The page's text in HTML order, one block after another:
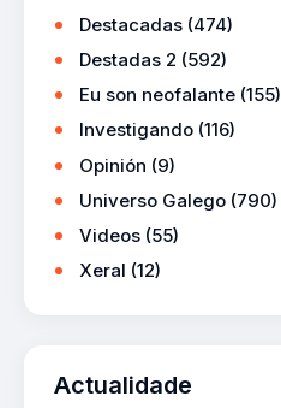
Destacadas (474)
Destadas 2 (592)
Eu son neofalante (155)
Investigando (116)
Opinión (9)
Universo Galego (790)
Videos (55)
Xeral (12)
Actualidade